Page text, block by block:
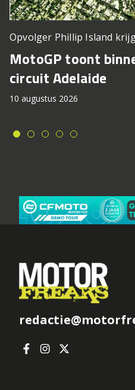
Opvolger Phillip Island
MotoGP toont
circuit Adelaide
10 augustus 2026